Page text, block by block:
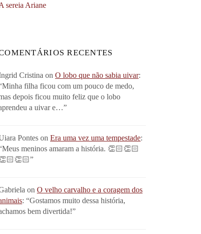
sereia Ariane
RECENTES
Cristina onO lobo que não sabia uivar:
Minha filha ficou com um pouco de medo,
depois ficou muito feliz que o lobo
a uivar e…”
Pontes onEra uma vez uma tempestade:
Meus meninos amaram a história. 👏🏻👏🏻
”
onO velho carvalho e a coragem dos
: “Gostamos muito dessa história,
bem divertida!”